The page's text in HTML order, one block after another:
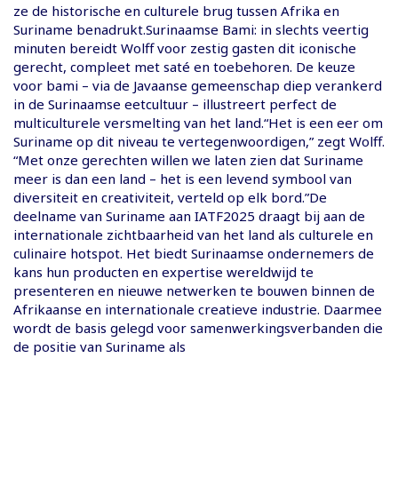
ze de historische en culturele brug tussen Afrika en
Suriname benadrukt.Surinaamse Bami: in slechts veertig
minuten bereidt Wolff voor zestig gasten dit iconische
gerecht, compleet met saté en toebehoren. De keuze
voor bami – via de Javaanse gemeenschap diep verankerd
in de Surinaamse eetcultuur – illustreert perfect de
multiculturele versmelting van het land.“Het is een eer om
Suriname op dit niveau te vertegenwoordigen,” zegt Wolff.
“Met onze gerechten willen we laten zien dat Suriname
meer is dan een land – het is een levend symbool van
diversiteit en creativiteit, verteld op elk bord.”De
deelname van Suriname aan IATF2025 draagt bij aan de
internationale zichtbaarheid van het land als culturele en
culinaire hotspot. Het biedt Surinaamse ondernemers de
kans hun producten en expertise wereldwijd te
presenteren en nieuwe netwerken te bouwen binnen de
Afrikaanse en internationale creatieve industrie. Daarmee
wordt de basis gelegd voor samenwerkingsverbanden die
de positie van Suriname als